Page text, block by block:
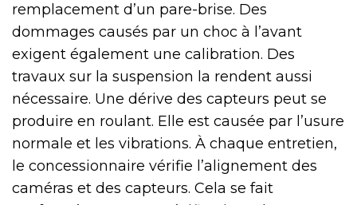
remplacement d’un pare-brise. Des
dommages causés par un choc à l’avant
exigent également une calibration. Des
travaux sur la suspension la rendent aussi
nécessaire. Une dérive des capteurs peut se
produire en roulant. Elle est causée par l’usure
normale et les vibrations. À chaque entretien,
le concessionnaire vérifie l’alignement des
caméras et des capteurs. Cela se fait